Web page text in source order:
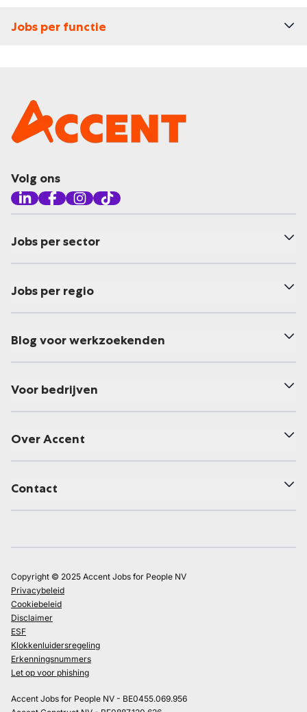
Jobs per functie
Volg ons
Jobs per sector
Jobs per regio
Blog voor werkzoekenden
Voor bedrijven
Over Accent
Contact
Copyright © 2025 Accent Jobs for People NV
Privacybeleid
Cookiebeleid
Disclaimer
ESF
Klokkenluidersregeling
Erkenningsnummers
Let op voor phishing
Accent Jobs for People NV - BE0455.069.956